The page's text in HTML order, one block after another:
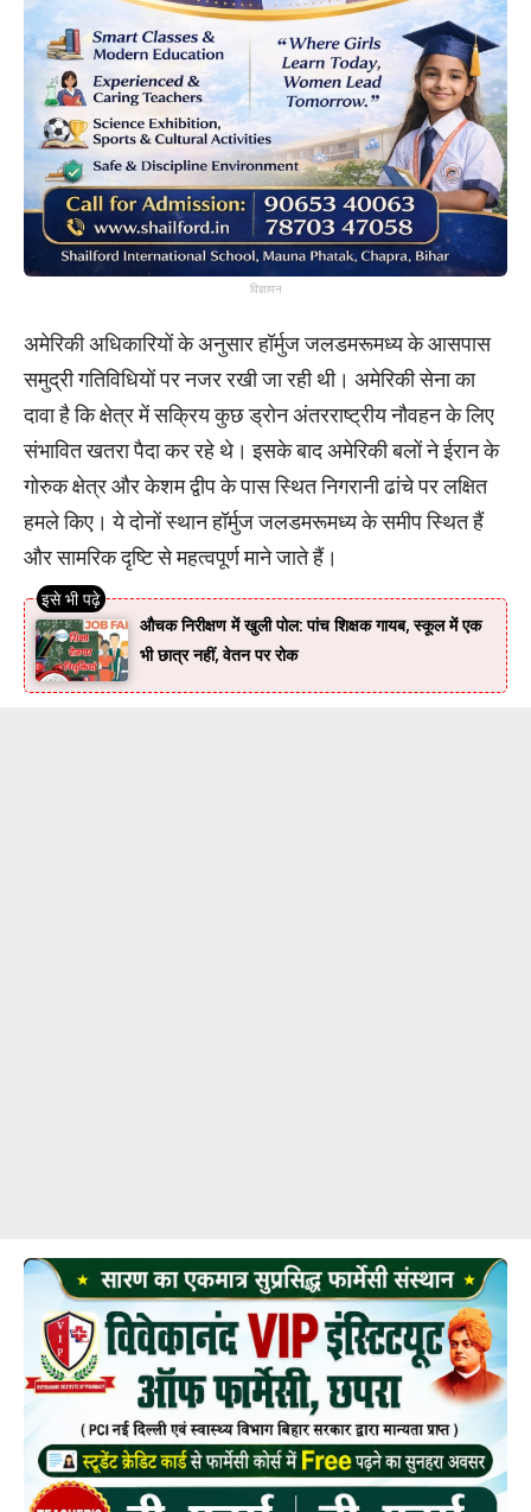
विज्ञापन
अमेरिकी अधिकारियों के अनुसार हॉर्मुज जलडमरूमध्य के आसपास
समुद्री गतिविधियों पर नजर रखी जा रही थी। अमेरिकी सेना का
दावा है कि क्षेत्र में सक्रिय कुछ ड्रोन अंतरराष्ट्रीय नौवहन के लिए
संभावित खतरा पैदा कर रहे थे। इसके बाद अमेरिकी बलों ने ईरान के
गोरुक क्षेत्र और केशम द्वीप के पास स्थित निगरानी ढांचे पर लक्षित
हमले किए। ये दोनों स्थान हॉर्मुज जलडमरूमध्य के समीप स्थित हैं
और सामरिक दृष्टि से महत्वपूर्ण माने जाते हैं।
औचक निरीक्षण में खुली पोल: पांच शिक्षक गायब, स्कूल में एक
भी छात्र नहीं, वेतन पर रोक